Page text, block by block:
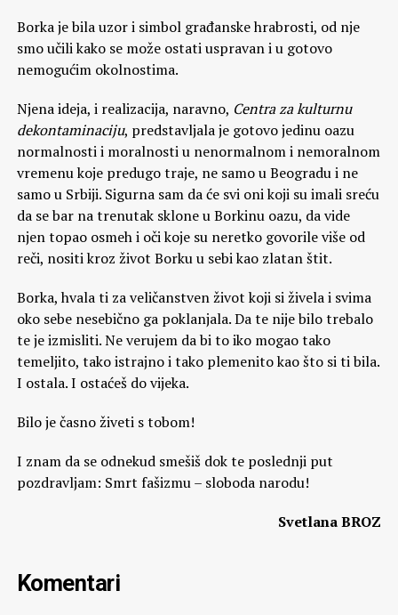
Borka je bila uzor i simbol građanske hrabrosti, od nje
smo učili kako se može ostati uspravan i u gotovo
nemogućim okolnostima.
Njena ideja, i realizacija, naravno, Centra za kulturnu
dekontaminaciju, predstavljala je gotovo jedinu oazu
normalnosti i moralnosti u nenormalnom i nemoralnom
vremenu koje predugo traje, ne samo u Beogradu i ne
samo u Srbiji. Sigurna sam da će svi oni koji su imali sreću
da se bar na trenutak sklone u Borkinu oazu, da vide
njen topao osmeh i oči koje su neretko govorile više od
reči, nositi kroz život Borku u sebi kao zlatan štit.
Borka, hvala ti za veličanstven život koji si živela i svima
oko sebe nesebično ga poklanjala. Da te nije bilo trebalo
te je izmisliti. Ne verujem da bi to iko mogao tako
temeljito, tako istrajno i tako plemenito kao što si ti bila.
I ostala. I ostaćeš do vijeka.
Bilo je časno živeti s tobom!
I znam da se odnekud smešiš dok te poslednji put
pozdravljam: Smrt fašizmu – sloboda narodu!
Svetlana BROZ
Komentari